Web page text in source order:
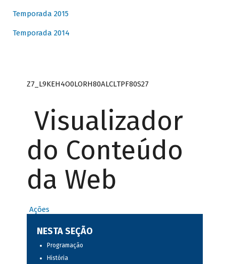
Temporada 2015
Temporada 2014
Z7_L9KEH4O0LORH80ALCLTPF80S27
Visualizador
do Conteúdo
da Web
Ações
NESTA SEÇÃO
Programação
História